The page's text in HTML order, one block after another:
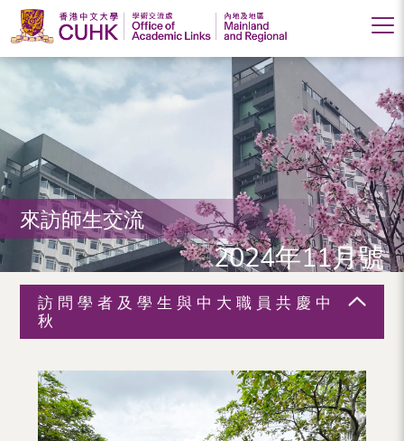
香
港
中
文
大
學
學
術
（內
來訪師生交流
2024年11月號
訪問學者及學生與中大職員共慶中
秋